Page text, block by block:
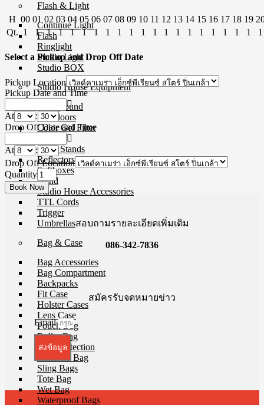
Flash & Light
Continue Light
Flash
Ringlight
Studio Light
Studio BOX
Studio House Equipment
Background
Barndoors
Color Gel Filter
Copy Stands
Reflectors
Softboxes
Stand
Studio House Accessories
TTL Cords
Trigger
Umbrellas
Bag & Case
Bag Accessories
Bag Compartment
Backpacks
Fit Case
Holster Cases
Lens Case
Pouch Bag
Roller Bag
Rain Protection
Shoulder Bag
Sling Bags
Tote Bag
Wet Bag
Waterproof Bags
H 00 01 02 03 04 05 06 07 08 09 10 11 12 13 14 15 16 17 18 19
Qt. 1 1 1 1 1 1 1 1 1 1 1 1 1 1 1 1 1 1 1 1 1
Select a Pickup and Drop Off Date
Pickup Location
Pickup Date and Time
At
:
Drop Off Date and Time
At
:
Drop Off Location
Quantity
สอบถามรายละเอียดเพิ่มเติม
086-342-7836
สมัครรับจดหมายข่าว
Email
ส่งข้อมูล